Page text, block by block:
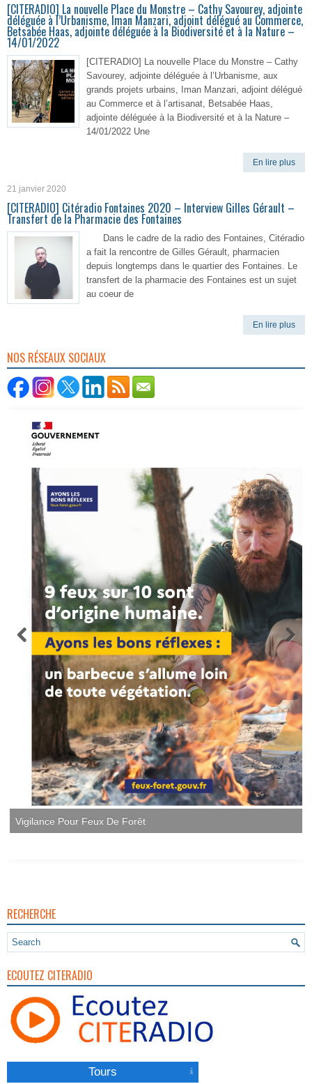
[CITERADIO] La nouvelle Place du Monstre – Cathy Savourey, adjointe
déléguée à l’Urbanisme, Iman Manzari, adjoint délégué au Commerce,
Betsabée Haas, adjointe déléguée à la Biodiversité et à la Nature –
14/01/2022
[CITERADIO] La nouvelle Place du Monstre – Cathy
Savourey, adjointe déléguée à l’Urbanisme, aux
grands projets urbains, Iman Manzari, adjoint délégué
au Commerce et à l’artisanat, Betsabée Haas,
adjointe déléguée à la Biodiversité et à la Nature –
14/01/2022 Une
En lire plus
21 janvier 2020
[CITERADIO] Citéradio Fontaines 2020 – Interview Gilles Gérault –
Transfert de la Pharmacie des Fontaines
Dans le cadre de la radio des Fontaines, Citéradio
a fait la rencontre de Gilles Gérault, pharmacien
depuis longtemps dans le quartier des Fontaines. Le
transfert de la pharmacie des Fontaines est un sujet
au coeur de
En lire plus
NOS RÉSEAUX SOCIAUX
Vigilance Pour Feux De Forêt
RECHERCHE
ECOUTEZ CITERADIO
Tours